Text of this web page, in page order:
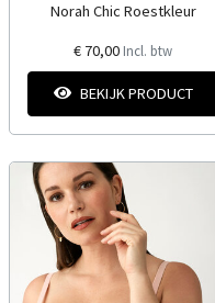
Norah Chic Roestkleur
€ 70,00 Incl. btw
BEKIJK PRODUCT